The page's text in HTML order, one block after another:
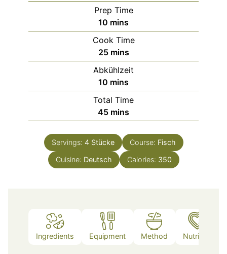
Prep Time
10 minutes
mins
Cook Time
25minutes
mins
Abkühlzeit
10 minutes
mins
Total Time
45minutes
mins
Servings: 4 Stücke Course: Fisch
Cuisine: Deutsch Calories: 350
Ingredients Equipment Method Nutrition